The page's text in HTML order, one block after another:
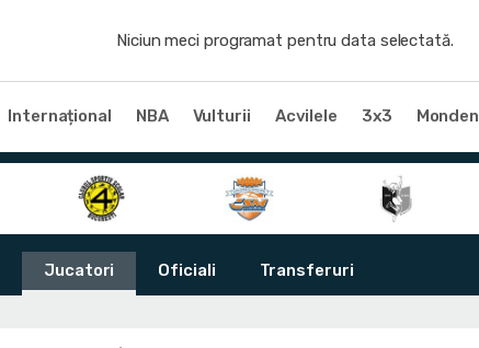
Niciun meci programat pentru data selectată.
Internațional NBA Vulturii Acvilele 3x3 Monden
Jucatori Oficiali Transferuri